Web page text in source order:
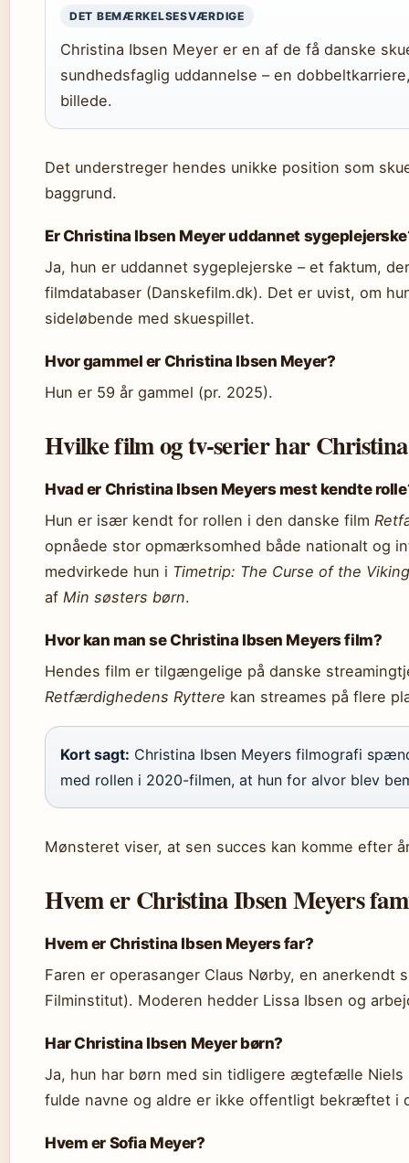
DET BEMÆRKELSESVÆRDIGE
Christina Ibsen Meyer er en af de få danske
sundhedsfaglig uddannelse – en
billede.
Det understreger hendes unikke position som
baggrund.
Er Christina Ibsen Meyer uddannet
Ja, hun er uddannet sygeplejerske – et faktum,
filmdatabaser (Danskefilm.dk). Det er uvist, om
sideløbende med skuespillet.
Hvor gammel er Christina Ibsen Meyer?
Hun er 59 år gammel (pr. 2025).
Hvilke film og tv-serier har
Hvad er Christina Ibsen Meyers mest kendte
Hun er især kendt for rollen i den danske film
opnåede stor opmærksomhed både nationalt og
medvirkede hun i Timetrip: The Curse of the
af Min søsters børn.
Hvor kan man se Christina Ibsen Meyers film?
Hendes film er tilgængelige på danske
Retfærdighedens Ryttere kan streames på flere
Kort sagt: Christina Ibsen Meyers filmografi
med rollen i 2020-filmen, at hun for alvor blev
Mønsteret viser, at sen succes kan komme efter
Hvem er Christina Ibsen Meyers
Hvem er Christina Ibsen Meyers far?
Faren er operasanger Claus Nørby, en anerkendt
Filminstitut). Moderen hedder Lissa Ibsen og
Har Christina Ibsen Meyer børn?
Ja, hun har børn med sin tidligere ægtefælle Niels
fulde navne og aldre er ikke offentligt bekræftet i
Hvem er Sofia Meyer?